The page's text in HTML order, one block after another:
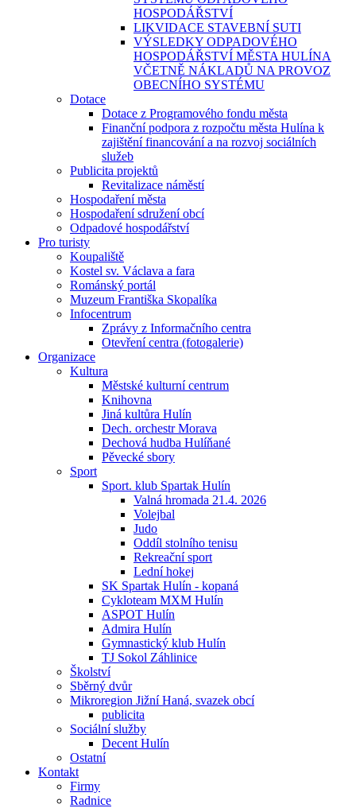
HOSPODÁŘSTVÍ
LIKVIDACE STAVEBNÍ SUTI
VÝSLEDKY ODPADOVÉHO
HOSPODÁŘSTVÍ MĚSTA HULÍNA
VČETNĚ NÁKLADŮ NA PROVOZ
OBECNÍHO SYSTÉMU
Dotace
Dotace z Programového fondu města
Finanční podpora z rozpočtu města Hulína k
zajištění financování a na rozvoj sociálních
služeb
Publicita projektů
Revitalizace náměstí
Hospodaření města
Hospodaření sdružení obcí
Odpadové hospodářství
Pro turisty
Koupaliště
Kostel sv. Václava a fara
Románský portál
Muzeum Františka Skopalíka
Infocentrum
Zprávy z Informačního centra
Otevření centra (fotogalerie)
Organizace
Kultura
Městské kulturní centrum
Knihovna
Jiná kultůra Hulín
Dech. orchestr Morava
Dechová hudba Hulíňané
Pěvecké sbory
Sport
Sport. klub Spartak Hulín
Valná hromada 21.4. 2026
Volejbal
Judo
Oddíl stolního tenisu
Rekreační sport
Lední hokej
SK Spartak Hulín - kopaná
Cykloteam MXM Hulín
ASPOT Hulín
Admira Hulín
Gymnastický klub Hulín
TJ Sokol Záhlinice
Školství
Sběrný dvůr
Mikroregion Jižní Haná, svazek obcí
publicita
Sociální služby
Decent Hulín
Ostatní
Kontakt
Firmy
Radnice